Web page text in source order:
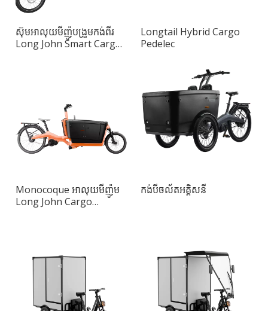
ស៊ុមអាលុយមីញ៉ូបង្រួមកង់ពីរ
Long John Smart Cargo
Longtail Hybrid Cargo
Pedelec
Monocoque អាលុយមីញ៉ូម
Long John Cargo
កង់បីចល័តអគ្គិសនី